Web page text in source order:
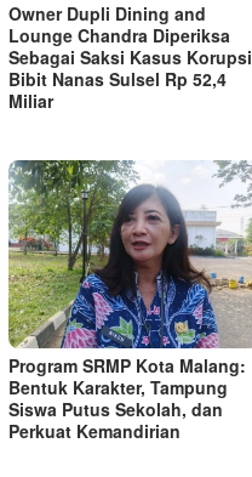
Owner Dupli Dining and
Lounge Chandra Diperiksa
Sebagai Saksi Kasus Korupsi
Bibit Nanas Sulsel Rp 52,4
Miliar
Program SRMP Kota Malang:
Bentuk Karakter, Tampung
Siswa Putus Sekolah, dan
Perkuat Kemandirian